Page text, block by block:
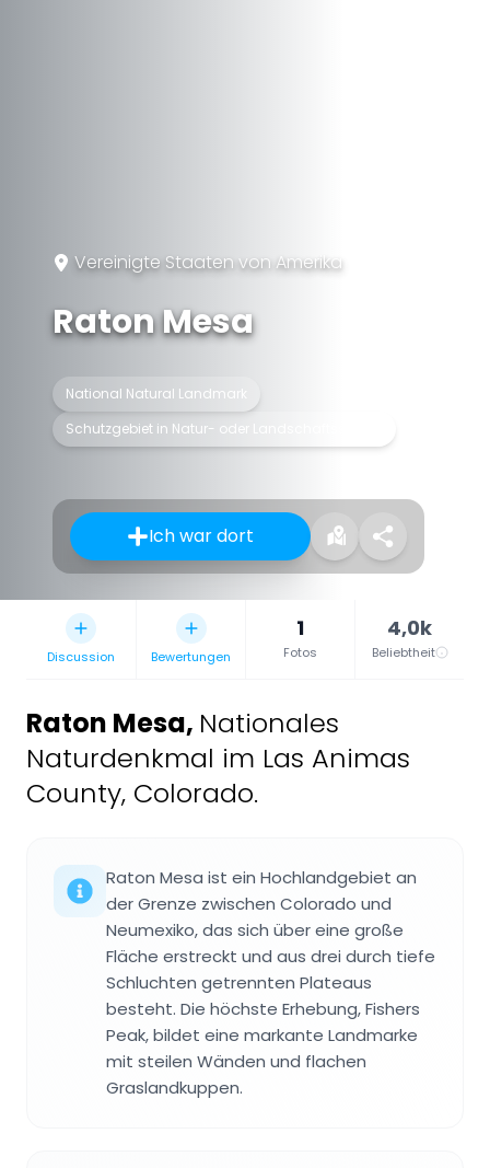
Vereinigte Staaten von Amerika
Raton Mesa
National Natural Landmark
Schutzgebiet in Natur- oder Landschaftsschutz
Ich war dort
Discussion Bewertungen
1
Fotos
4,0k
Beliebtheit
Raton Mesa, Nationales
Naturdenkmal im Las Animas
County, Colorado.
Raton Mesa ist ein Hochlandgebiet an
der Grenze zwischen Colorado und
Neumexiko, das sich über eine große
Fläche erstreckt und aus drei durch tiefe
Schluchten getrennten Plateaus
besteht. Die höchste Erhebung, Fishers
Peak, bildet eine markante Landmarke
mit steilen Wänden und flachen
Graslandkuppen.